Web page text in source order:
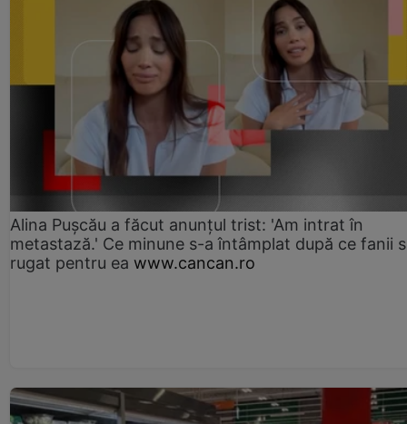
Alina Pușcău a făcut anunțul trist: 'Am intrat în
metastază.' Ce minune s-a întâmplat după ce fanii
rugat pentru ea www.cancan.ro